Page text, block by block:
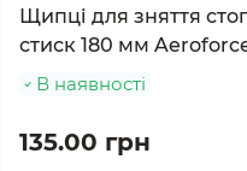
Щипці для зняття
стиск 180 мм
В наявності
135.00 грн